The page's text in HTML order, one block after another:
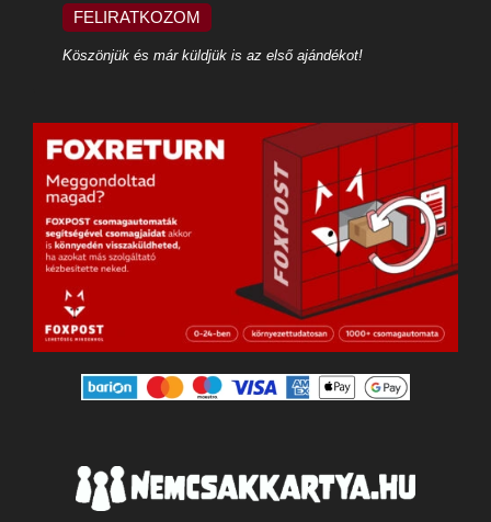
FELIRATKOZOM
Köszönjük és már küldjük is az első ajándékot!